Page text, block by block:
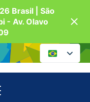
Brasil | São
- Av. Olavo